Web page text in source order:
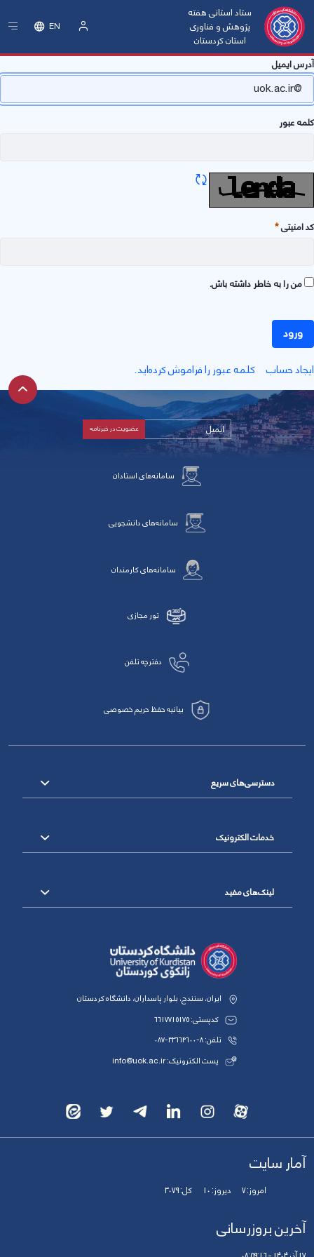
ستاد استانی هفته
پژوهش و فناوری
استان کردستان
EN
ایمیل
عبور
من را به خاطر داشته باش.
ورود
حساب
کلمه عبور را فراموش کرده‌اید.
سامانه‌های استادان
سامانه‌های دانشجویی
سامانه‌های کارمندان
تور مجازی
دفترچه تلفن
بیانیه حفظ حریم خصوصی
دسترسی‌های سریع
خدمات الکترونیک
لینک‌های مفید
ایران، سنندج، بلوار پاسداران، دانشگاه کردستان
کدپستی: 6617715175
تلفن: 8-33664600-087
پست الکترونیک: info@uok.ac.ir
آمار سایت
امروز:7 دیروز:10 کل:3079
آخرین بروزرسانی